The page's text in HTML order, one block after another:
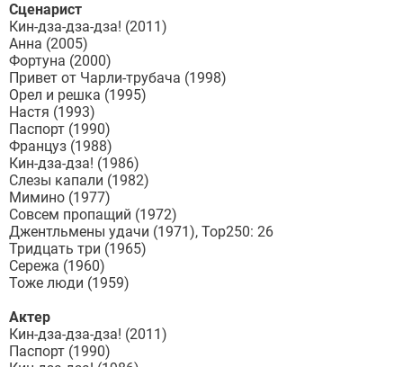
Сценарист
Кин-дза-дза-дза! (2011)
Анна (2005)
Фортуна (2000)
Привет от Чарли-трубача (1998)
Орел и решка (1995)
Настя (1993)
Паспорт (1990)
Француз (1988)
Кин-дза-дза! (1986)
Слезы капали (1982)
Мимино (1977)
Совсем пропащий (1972)
Джентльмены удачи (1971), Top250: 26
Тридцать три (1965)
Сережа (1960)
Тоже люди (1959)
Актер
Кин-дза-дза-дза! (2011)
Паспорт (1990)